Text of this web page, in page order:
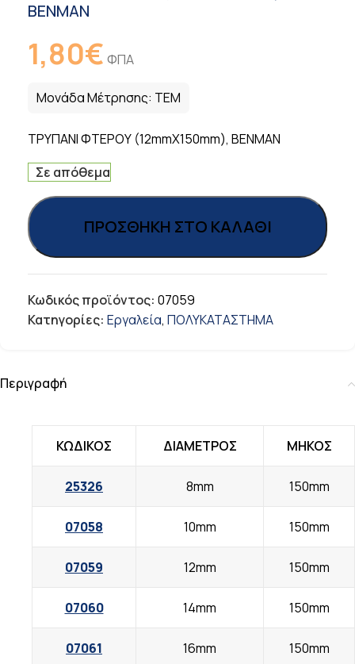
BENMAN
1,80€ ΦΠΑ
Μονάδα Μέτρησης: ΤΕΜ
ΤΡΥΠΑΝΙ ΦΤΕΡΟΥ (12mmΧ150mm), BENMAN
Σε απόθεμα
ΠΡΟΣΘΉΚΗ ΣΤΟ ΚΑΛΆΘΙ
Κωδικός προϊόντος: 07059
Κατηγορίες: Εργαλεία, ΠΟΛΥΚΑΤΑΣΤΗΜΑ
Περιγραφή
ΚΩΔΙΚΟΣ ΔΙΑΜΕΤΡΟΣ ΜΗΚΟΣ
25326 8mm 150mm
07058 10mm 150mm
07059 12mm 150mm
07060 14mm 150mm
07061 16mm 150mm